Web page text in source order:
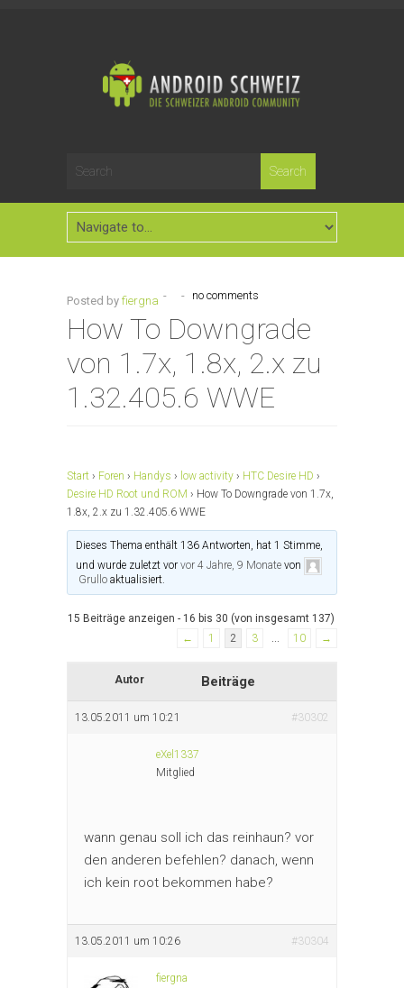
Posted by fiergna - - no comments
How To Downgrade
von 1.7x, 1.8x, 2.x zu
1.32.405.6 WWE
Start › Foren › Handys › low activity › HTC Desire HD ›
Desire HD Root und ROM › How To Downgrade von 1.7x,
1.8x, 2.x zu 1.32.405.6 WWE
Dieses Thema enthält 136 Antworten, hat 1 Stimme,
und wurde zuletzt vorvor 4 Jahre, 9 Monate von
Grullo aktualisiert.
15 Beiträge anzeigen - 16 bis 30 (von insgesamt 137)
←
1 2 3 10 →
Autor Beiträge
13.05.2011 um 10:21 #30302
eXel1337
Mitglied
wann genau soll ich das reinhaun? vor
den anderen befehlen? danach, wenn
ich kein root bekommen habe?
13.05.2011 um 10:26 #30304
fiergna